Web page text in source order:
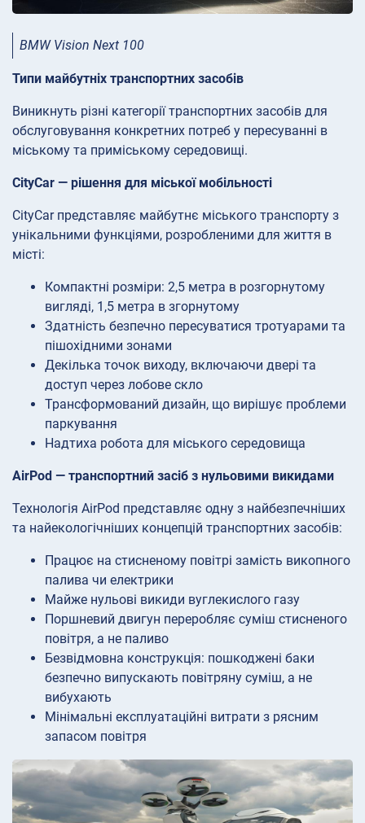
BMW Vision Next 100
Типи майбутніх транспортних засобів
Виникнуть різні категорії транспортних засобів для
обслуговування конкретних потреб у пересуванні в
міському та приміському середовищі.
CityCar — рішення для міської мобільності
CityCar представляє майбутнє міського транспорту з
унікальними функціями, розробленими для життя в
місті:
Компактні розміри: 2,5 метра в розгорнутому
вигляді, 1,5 метра в згорнутому
Здатність безпечно пересуватися тротуарами та
пішохідними зонами
Декілька точок виходу, включаючи двері та
доступ через лобове скло
Трансформований дизайн, що вирішує проблеми
паркування
Надтиха робота для міського середовища
AirPod — транспортний засіб з нульовими викидами
Технологія AirPod представляє одну з найбезпечніших
та найекологічніших концепцій транспортних засобів:
Працює на стисненому повітрі замість викопного
палива чи електрики
Майже нульові викиди вуглекислого газу
Поршневий двигун переробляє суміш стисненого
повітря, а не паливо
Безвідмовна конструкція: пошкоджені баки
безпечно випускають повітряну суміш, а не
вибухають
Мінімальні експлуатаційні витрати з рясним
запасом повітря